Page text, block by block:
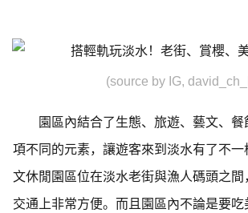
(source by IG,
園區內結合了生態、旅遊、藝文、
項不同的元素，讓遊客來到淡水有了不
文休閒園區位在淡水老街與漁人碼頭之間
交通上非常方便。而且園區內不論是要